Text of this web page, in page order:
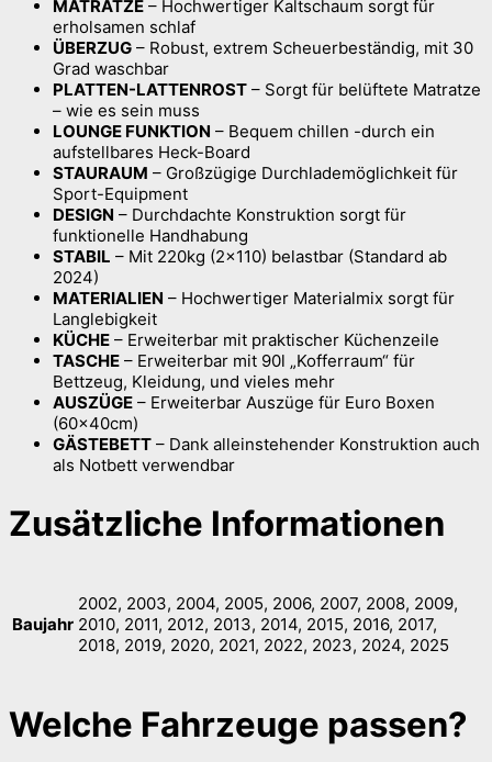
MATRATZE – Hochwertiger Kaltschaum sorgt für
erholsamen schlaf
ÜBERZUG – Robust, extrem Scheuerbeständig, mit 30
Grad waschbar
PLATTEN-LATTENROST – Sorgt für belüftete Matratze
– wie es sein muss
LOUNGE FUNKTION – Bequem chillen -durch ein
aufstellbares Heck-Board
STAURAUM – Großzügige Durchlademöglichkeit für
Sport-Equipment
DESIGN – Durchdachte Konstruktion sorgt für
funktionelle Handhabung
STABIL – Mit 220kg (2×110) belastbar (Standard ab
2024)
MATERIALIEN – Hochwertiger Materialmix sorgt für
Langlebigkeit
KÜCHE – Erweiterbar mit praktischer Küchenzeile
TASCHE – Erweiterbar mit 90l „Kofferraum“ für
Bettzeug, Kleidung, und vieles mehr
AUSZÜGE – Erweiterbar Auszüge für Euro Boxen
(60x40cm)
GÄSTEBETT – Dank alleinstehender Konstruktion auch
als Notbett verwendbar
Zusätzliche Informationen
Baujahr
2002, 2003, 2004, 2005, 2006, 2007, 2008, 2009,
2010, 2011, 2012, 2013, 2014, 2015, 2016, 2017,
2018, 2019, 2020, 2021, 2022, 2023, 2024, 2025
Welche Fahrzeuge passen?